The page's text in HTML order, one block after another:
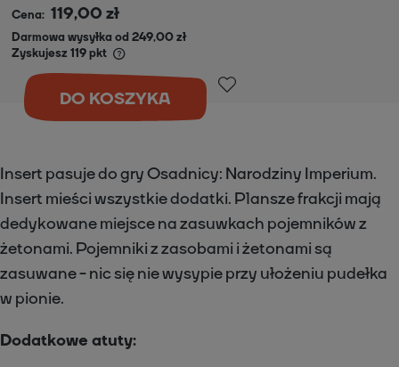
Cena: 119,00 zł
Darmowa wysyłka od 249,00 zł
Zyskujesz119pkt
DO KOSZYKA
Insert pasuje do gry Osadnicy: Narodziny Imperium.
Insert mieści wszystkie dodatki. Plansze frakcji mają
dedykowane miejsce na zasuwkach pojemników z
żetonami. Pojemniki z zasobami i żetonami są
zasuwane - nic się nie wysypie przy ułożeniu pudełka
w pionie.
Dodatkowe atuty: